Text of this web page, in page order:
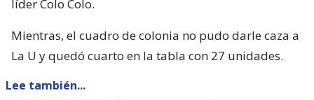
potente tiro terminó en la apertura de la cuenta.
y, a los 26′, tras asistencia de Charles Aránguiz,